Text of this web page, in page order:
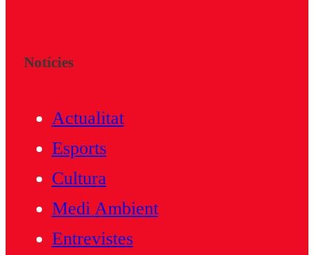
Notícies
Actualitat
Esports
Cultura
Medi Ambient
Entrevistes